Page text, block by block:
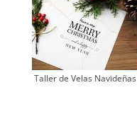
Taller de Velas Navideñas